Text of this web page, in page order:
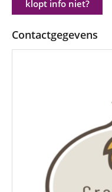
klopt info niet?
Contactgegevens